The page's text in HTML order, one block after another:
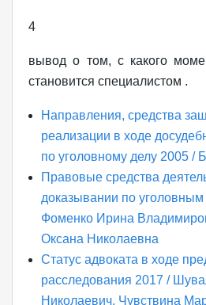
4
вывод о том, с какого
становится специалистом .
Направления, средства
реализации в ходе
по уголовному делу 2005 /
Правовые средства
доказывании по
Фоменко Ирина
Оксана Николаевна
Статус адвоката в ходе
расследования 2017 /
Николаевич, Чувствина